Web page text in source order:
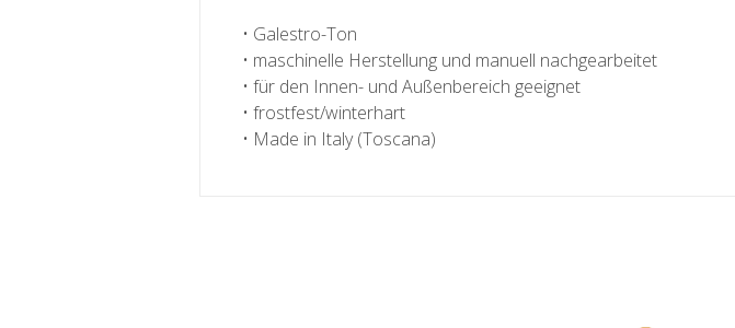
• Galestro-Ton
• maschinelle Herstellung und manuell nachgearbeitet
• für den Innen- und Außenbereich geeignet
• frostfest/winterhart
• Made in Italy (Toscana)